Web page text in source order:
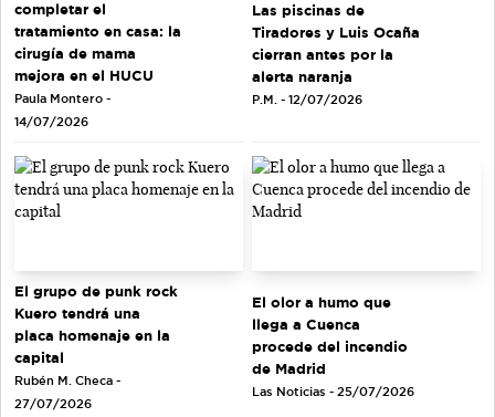
completar el
tratamiento en casa: la
cirugía de mama
mejora en el HUCU
Paula Montero -
14/07/2026
Las piscinas de
Tiradores y Luis Ocaña
cierran antes por la
alerta naranja
P.M. - 12/07/2026
El grupo de punk rock
Kuero tendrá una
placa homenaje en la
capital
Rubén M. Checa -
27/07/2026
El olor a humo que
llega a Cuenca
procede del incendio
de Madrid
Las Noticias - 25/07/2026